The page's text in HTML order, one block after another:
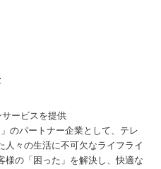
ービスを提供
のパートナー企業として、テレ
人々の生活に不可欠なライフライ
様の「困った」を解決し、快適な